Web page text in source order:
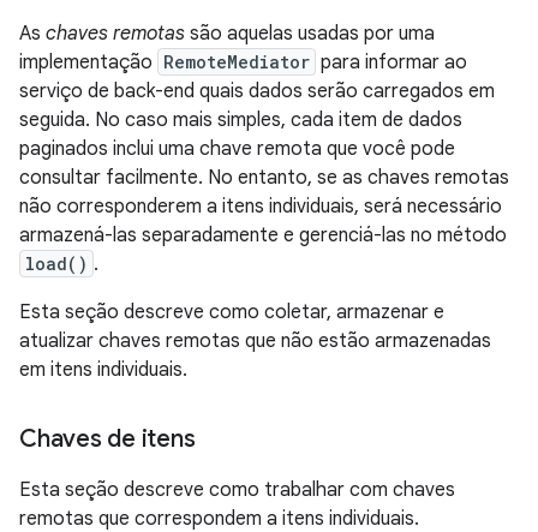
As chaves remotas são aquelas usadas por uma
implementação RemoteMediator para informar ao
serviço de back-end quais dados serão carregados em
seguida. No caso mais simples, cada item de dados
paginados inclui uma chave remota que você pode
consultar facilmente. No entanto, se as chaves remotas
não corresponderem a itens individuais, será necessário
armazená-las separadamente e gerenciá-las no método
load() .
Esta seção descreve como coletar, armazenar e
atualizar chaves remotas que não estão armazenadas
em itens individuais.
Chaves de itens
Esta seção descreve como trabalhar com chaves
remotas que correspondem a itens individuais.